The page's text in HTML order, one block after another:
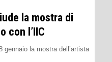
la mostra di
con l’IIC
gennaio la mostra dell’artista